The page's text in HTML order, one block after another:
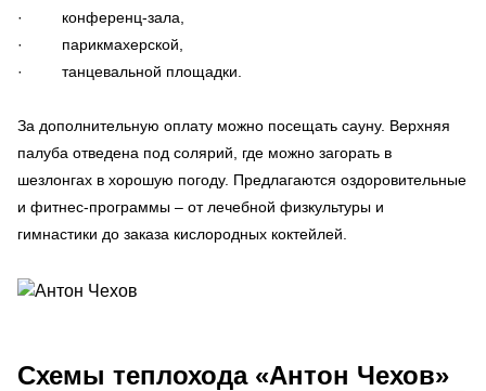
· конференц-зала,
· парикмахерской,
· танцевальной площадки.
За дополнительную оплату можно посещать сауну. Верхняя
палуба отведена под солярий, где можно загорать в
шезлонгах в хорошую погоду. Предлагаются оздоровительные
и фитнес-программы – от лечебной физкультуры и
гимнастики до заказа кислородных коктейлей.
Схемы теплохода «Антон Чехов»